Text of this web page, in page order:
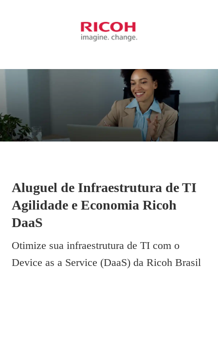
Aluguel de Infraestrutura de TI
Agilidade e Economia Ricoh
DaaS
Otimize sua infraestrutura de TI com o
Device as a Service (DaaS) da Ricoh Brasil